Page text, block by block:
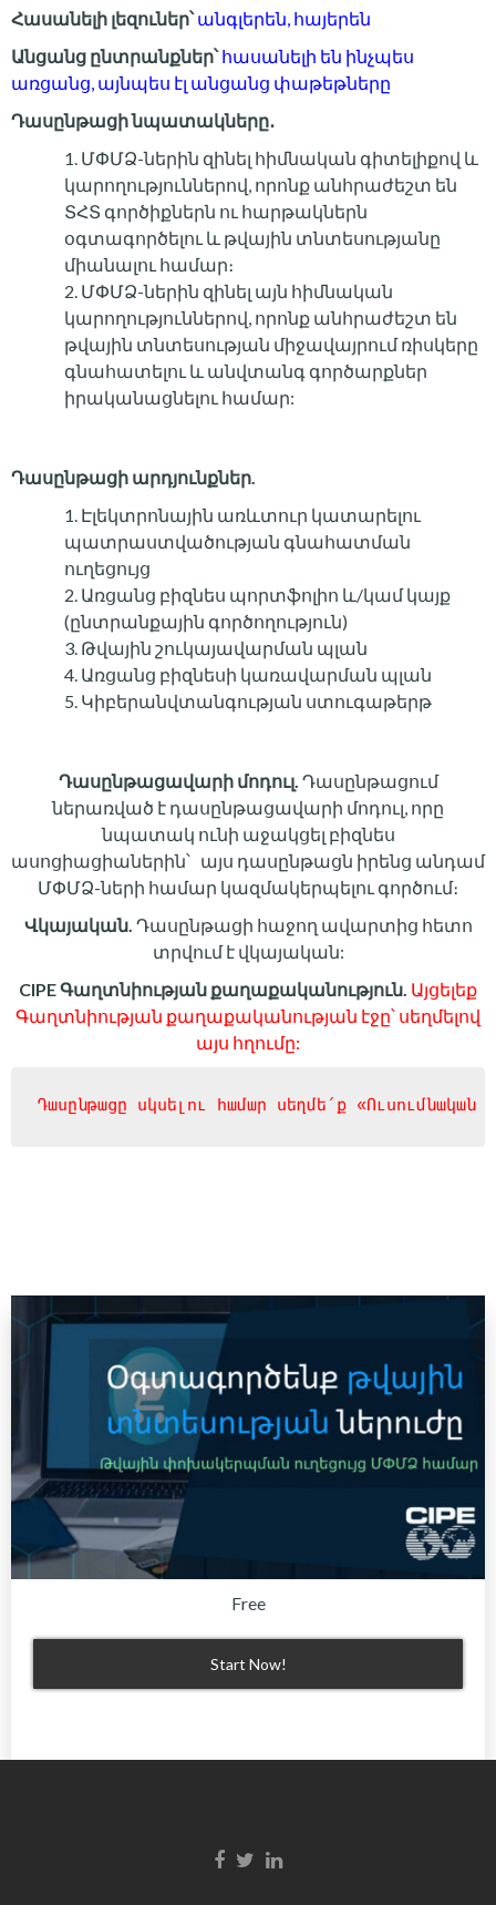
Հասանելի լեզուներ՝անգլերեն, հայերեն
Անցանց ընտրանքներ՝հասանելի են ինչպես
առցանց, այնպես էլ անցանց փաթեթները
Դասընթացի նպատակները․
ՄՓՄՁ-ներին զինել հիմնական գիտելիքով և
կարողություններով, որոնք անհրաժեշտ են
ՏՀՏ գործիքներն ու հարթակներն
օգտագործելու և թվային տնտեսությանը
միանալու համար։
ՄՓՄՁ-ներին զինել այն հիմնական
կարողություններով, որոնք անհրաժեշտ են
թվային տնտեսության միջավայրում ռիսկերը
գնահատելու և անվտանգ գործարքներ
իրականացնելու համար:
Դասընթացի արդյունքներ.
Էլեկտրոնային առևտուր կատարելու
պատրաստվածության գնահատման
ուղեցույց
Առցանց բիզնես պորտֆոլիո և/կամ կայք
(ընտրանքային գործողություն)
Թվային շուկայավարման պլան
Առցանց բիզնեսի կառավարման պլան
Կիբերանվտանգության ստուգաթերթ
Դասընթացավարի մոդուլ. Դասընթացում
ներառված է դասընթացավարի մոդուլ, որը
նպատակ ունի աջակցել բիզնես
ասոցիացիաներին՝ այս դասընթացն իրենց անդամ
ՄՓՄՁ-ների համար կազմակերպելու գործում։
Վկայական. Դասընթացի հաջող ավարտից հետո
տրվում է վկայական:
CIPE Գաղտնիության քաղաքականություն. Այցելեք
Գաղտնիության քաղաքականության էջը՝ սեղմելով
այս հղումը:
Դասընթացը սկսելու համար սեղմե՛ք «Ուսումնական
Free
Start Now!
Facebook link
Twitter link
LinkedIn link